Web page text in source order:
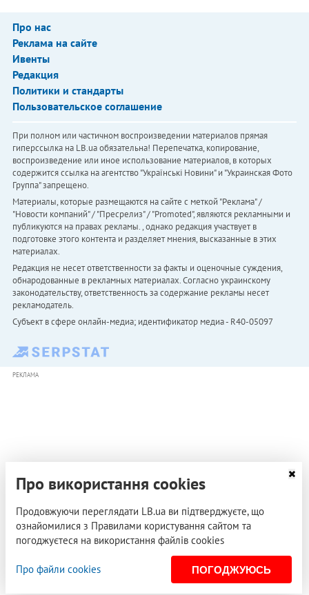
Про нас
Реклама на сайте
Ивенты
Редакция
Политики и стандарты
Пользовательское соглашение
При полном или частичном воспроизведении материалов прямая
гиперссылка на LB.ua обязательна! Перепечатка, копирование,
воспроизведение или иное использование материалов, в которых
содержится ссылка на агентство "Українськi Новини" и "Украинская Фото
Группа" запрещено.
Материалы, которые размещаются на сайте с меткой "Реклама" /
"Новости компаний" / "Пресрелиз" / "Promoted", являются рекламными и
публикуются на правах рекламы. , однако редакция участвует в
подготовке этого контента и разделяет мнения, высказанные в этих
материалах.
Редакция не несет ответственности за факты и оценочные суждения,
обнародованные в рекламных материалах. Согласно украинскому
законодательству, ответственность за содержание рекламы несет
рекламодатель.
Субъект в сфере онлайн-медиа; идентификатор медиа - R40-05097
РЕКЛАМА
Про використання cookies
Продовжуючи переглядати LB.ua ви підтверджуєте, що
ознайомилися з Правилами користування сайтом та
погоджуєтеся на використання файлів cookies
Про файли cookies ПОГОДЖУЮСЬ